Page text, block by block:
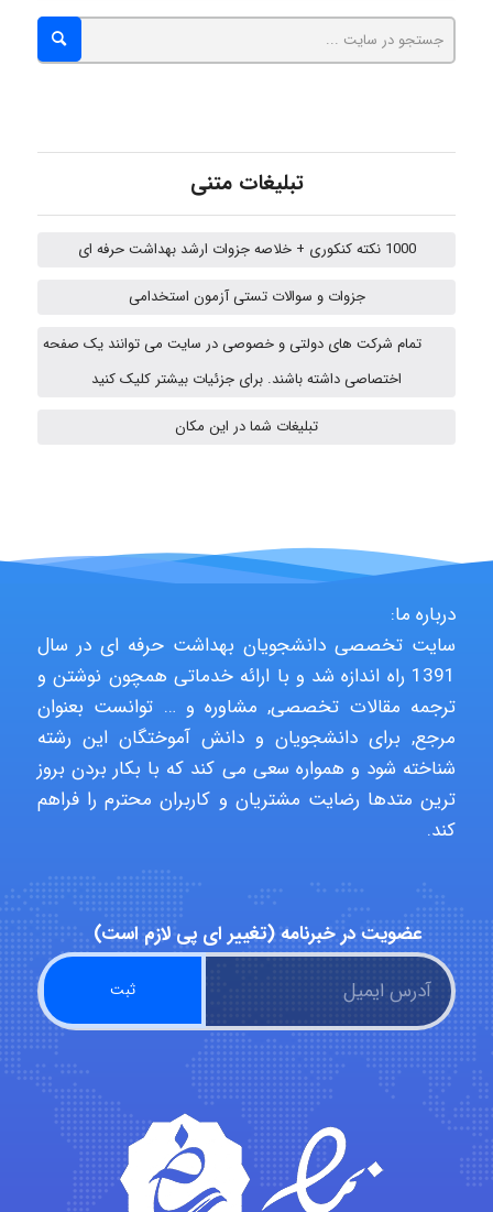
Kati
Poubakhtiari
Alirez0990
hosein abdolvand
emami
ehtesham
تبلیغات متنی
1000 نکته کنکوری + خلاصه جزوات ارشد بهداشت حرفه ای
جزوات و سوالات تستی آزمون استخدامی
تمام شرکت های دولتی و خصوصی در سایت می توانند یک صفحه
اختصاصی داشته باشند. برای جزئیات بیشتر کلیک کنید
تبلیغات شما در این مکان
درباره ما:
سایت تخصصی دانشجویان بهداشت حرفه ای در سال
1391 راه اندازه شد و با ارائه خدماتی همچون نوشتن و
ترجمه مقالات تخصصی, مشاوره و … توانست بعنوان
مرجع, برای دانشجویان و دانش آموختگان این رشته
شناخته شود و همواره سعی می کند که با بکار بردن بروز
ترین متدها رضایت مشتریان و کاربران محترم را فراهم
کند.
عضویت در خبرنامه (تغییر ای پی لازم است)